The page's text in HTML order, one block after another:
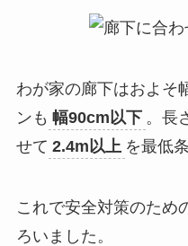
わが家の廊下はおよそ
ンも 幅90cm以下 。長
せて 2.4m以上 を最低
これで安全対策のため
ろいました。